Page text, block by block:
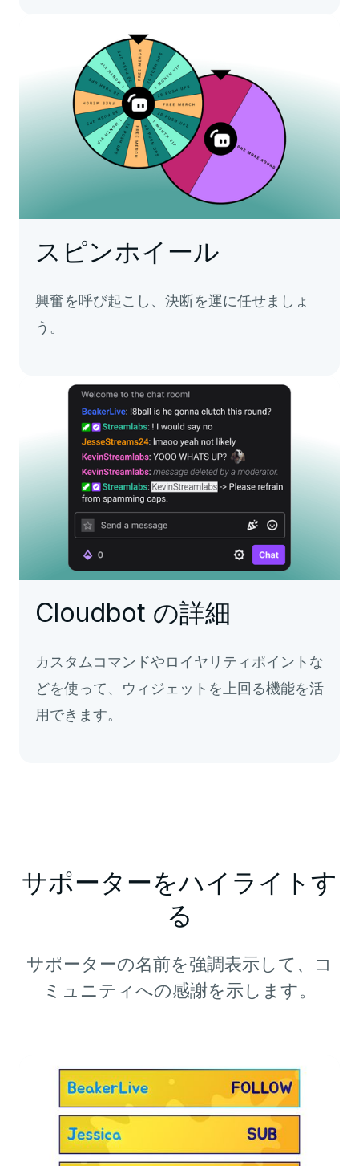
スピンホイール
興奮を呼び起こし、決断を運に任せましょ
う。
Cloudbot の詳細
カスタムコマンドやロイヤリティポイントな
どを使って、ウィジェットを上回る機能を活
用できます。
サポーターをハイライトす
る
サポーターの名前を強調表示して、コ
ミュニティへの感謝を示します。